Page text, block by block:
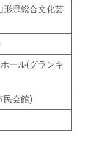
形県総合文化芸
ール(グランキ
民会館)